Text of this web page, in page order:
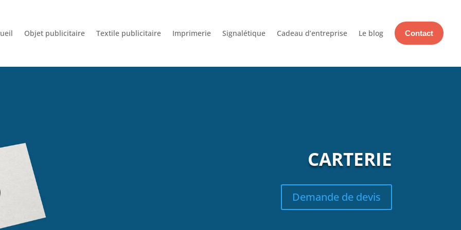
Objet publicitaire Textile publicitaire Imprimerie Signalétique Cadeau d’entreprise Le blog Contact
CARTERIE
Demande de devis